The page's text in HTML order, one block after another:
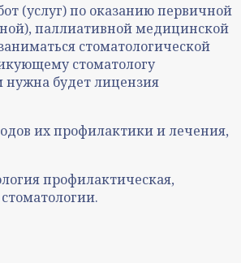
(услуг) по оказанию первичной
паллиативной медицинской
стоматологической
стоматологу
будет лицензия
их профилактики и лечения,
профилактическая,